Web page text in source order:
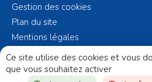
Mentions légales
Gestion des cookies
Plan du site
© Fontenay-aux-Roses 2023 -
Ce site utilise des cookies et vous
que vous souhaitez activer